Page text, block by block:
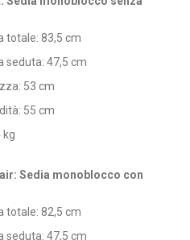
totale: 83,5 cm​
seduta: 47,5 cm​
53 cm​
55 cm​
kg​
Sedia monoblocco con
totale: 82,5 cm​
seduta: 47,5 cm​